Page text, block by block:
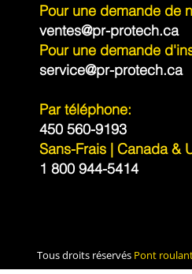
Pour une demande de
ventes@pr-protech.ca
Pour une demande
service@pr-protech.ca
Par téléphone:
450 560-9193
Sans-Frais | Canada &
1 800 944-5414
Tous droits réservés Pont